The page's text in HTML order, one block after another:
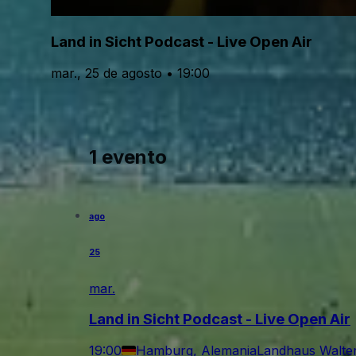
Land in Sicht Podcast - Live Open Air
mar., 25 de agosto • 19:00
1 evento
ago
25
mar.
Land in Sicht Podcast - Live Open Air
19:00 Hamburg, AlemaniaLandhaus